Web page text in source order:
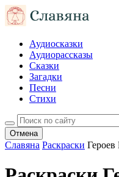
Аудиосказки
Аудиорассказы
Сказки
Загадки
Песни
Стихи
Отмена
Славяна Раскраски Героев